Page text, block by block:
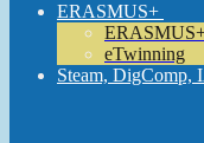
ERASMUS+
eTwinning
Steam, DigComp,